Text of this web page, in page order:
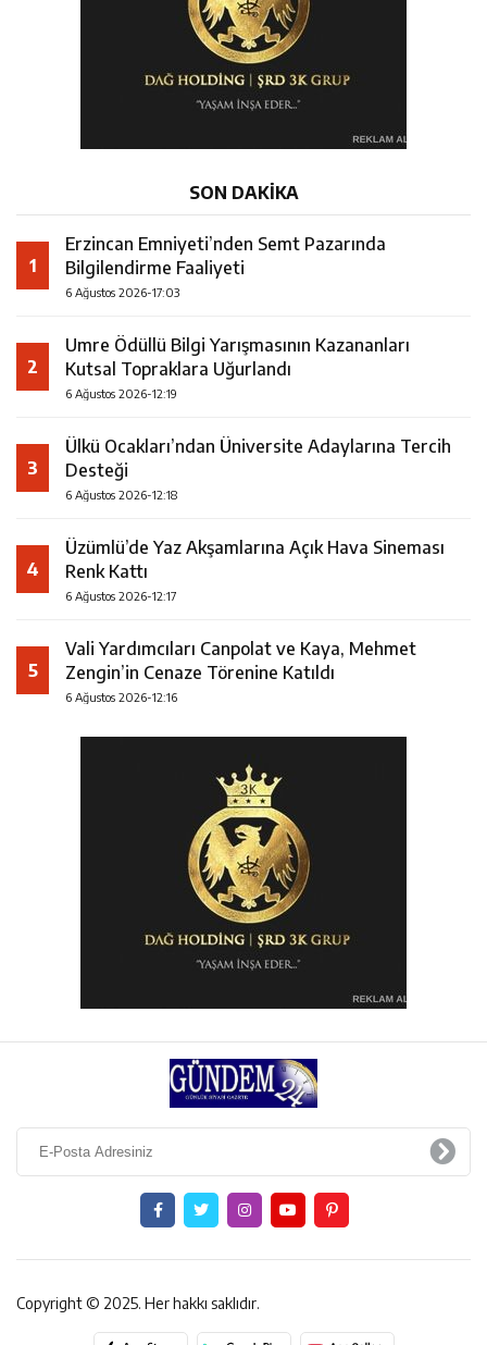
SON DAKİKA
1
Erzincan Emniyeti’nden Semt Pazarında
Bilgilendirme Faaliyeti
6 Ağustos 2026-17:03
2
Umre Ödüllü Bilgi Yarışmasının Kazananları
Kutsal Topraklara Uğurlandı
6 Ağustos 2026-12:19
3
Ülkü Ocakları’ndan Üniversite Adaylarına Tercih
Desteği
6 Ağustos 2026-12:18
4
Üzümlü’de Yaz Akşamlarına Açık Hava Sineması
Renk Kattı
6 Ağustos 2026-12:17
5
Vali Yardımcıları Canpolat ve Kaya, Mehmet
Zengin’in Cenaze Törenine Katıldı
6 Ağustos 2026-12:16
Copyright © 2025. Her hakkı saklıdır.